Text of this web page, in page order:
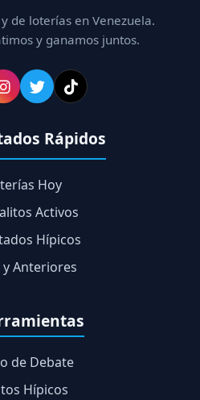
de loterías en Venezuela.
y ganamos juntos.
Rápidos
Hoy
Activos
Hípicos
y Anteriores
de Debate
Hípicos